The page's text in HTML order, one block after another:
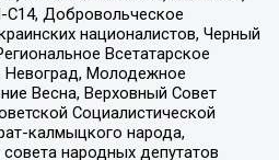
С14, Добровольческое
националистов, Черный
Всетатарское
Невоград, Молодежное
Весна, Верховный Совет
Социалистической
калмыцкого народа,
народных депутатов